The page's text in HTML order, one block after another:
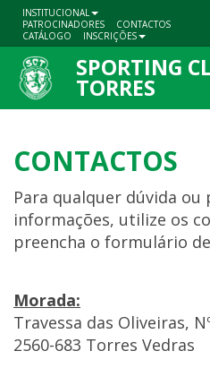
INSTITUCIONAL
PATROCINADORES
CONTACTOS
CATÁLOGO
INSCRIÇÕES
SPORTING
TORRES
CONTACTOS
Para qualquer dúvida ou
informações, utilize os
preencha o formulário
Morada:
Travessa das Oliveiras,
2560-683 Torres Vedras